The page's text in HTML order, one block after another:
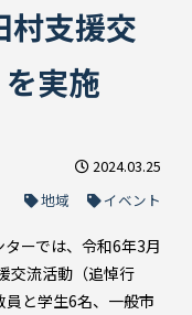
村支援交
実施
2024.03.25
地域
イベント
ーでは、令和6年3月
交流活動（追悼行
と学生6名、一般市